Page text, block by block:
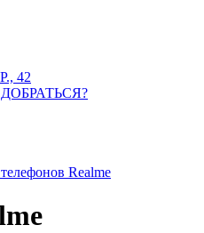
42
Realme